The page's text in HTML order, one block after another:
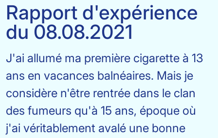
Rapport d'expérience
du 08.08.2021
J'ai allumé ma première cigarette à 13
ans en vacances balnéaires. Mais je
considère n'être rentrée dans le clan
des fumeurs qu'à 15 ans, époque où
j'ai véritablement avalé une bonne